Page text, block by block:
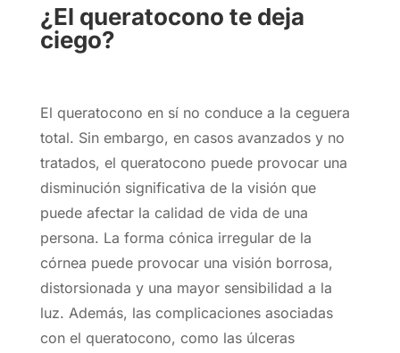
¿El queratocono te deja
ciego?
El queratocono en sí no conduce a la ceguera
total. Sin embargo, en casos avanzados y no
tratados, el queratocono puede provocar una
disminución significativa de la visión que
puede afectar la calidad de vida de una
persona. La forma cónica irregular de la
córnea puede provocar una visión borrosa,
distorsionada y una mayor sensibilidad a la
luz. Además, las complicaciones asociadas
con el queratocono, como las úlceras